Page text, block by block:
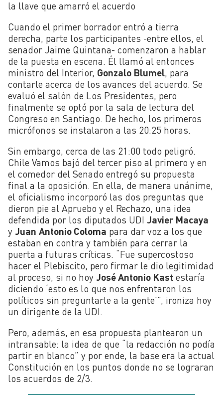
la llave que amarró el acuerdo
Cuando el primer borrador entró a tierra
derecha, parte los participantes -entre ellos, el
senador Jaime Quintana- comenzaron a hablar
de la puesta en escena. Él llamó al entonces
ministro del Interior, Gonzalo Blumel, para
contarle acerca de los avances del acuerdo. Se
evaluó el salón de Los Presidentes, pero
finalmente se optó por la sala de lectura del
Congreso en Santiago. De hecho, los primeros
micrófonos se instalaron a las 20:25 horas.
Sin embargo, cerca de las 21:00 todo peligró.
Chile Vamos bajó del tercer piso al primero y en
el comedor del Senado entregó su propuesta
final a la oposición. En ella, de manera unánime,
el oficialismo incorporó las dos preguntas que
dieron pie al Apruebo y el Rechazo, una idea
defendida por los diputados UDI Javier Macaya
y Juan Antonio Coloma para dar voz a los que
estaban en contra y también para cerrar la
puerta a futuras críticas. “Fue supercostoso
hacer el Plebiscito, pero firmar le dio legitimidad
al proceso, si no hoy José Antonio Kast estaría
diciendo ‘esto es lo que nos enfrentaron los
políticos sin preguntarle a la gente'”, ironiza hoy
un dirigente de la UDI.
Pero, además, en esa propuesta plantearon un
intransable: la idea de que “la redacción no podía
partir en blanco” y por ende, la base era la actual
Constitución en los puntos donde no se lograran
los acuerdos de 2/3.